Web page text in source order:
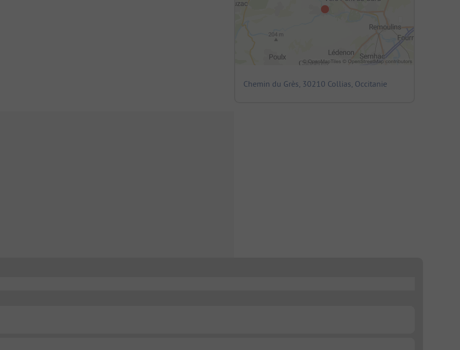
Chemin du Grès, 30210 Collias, Occitanie